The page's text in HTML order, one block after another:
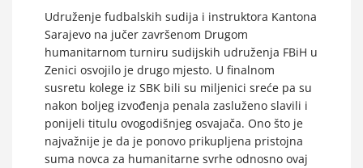
Udruženje fudbalskih sudija i instruktora Kantona
Sarajevo na jučer završenom Drugom
humanitarnom turniru sudijskih udruženja FBiH u
Zenici osvojilo je drugo mjesto. U finalnom
susretu kolege iz SBK bili su miljenici sreće pa su
nakon boljeg izvođenja penala zasluženo slavili i
ponijeli titulu ovogodišnjeg osvajača. Ono što je
najvažnije je da je ponovo prikupljena pristojna
suma novca za humanitarne svrhe odnosno ovaj